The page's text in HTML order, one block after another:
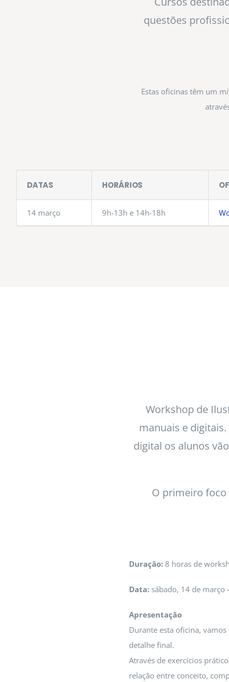
questões
Estas oficinas têm um
DATAS HORÁRIOS
14 março 9h-13h e 14h-18h
Workshop de
manuais e
digital os alunos
O primeiro foco
Duração: 8 horas de
Data:sábado, 14 de março
Apresentação
Durante esta oficina,
detalhe final.
Através de exercícios
relação entre conceito,